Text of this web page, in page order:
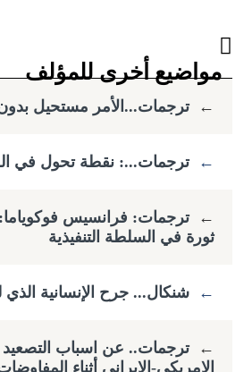
مواضيع أخرى للمؤلف
← ترجمات...الأمر مستحيل
← ترجمات...: نقطة تحول في
← ترجمات: فرانسيس
ثورة في السلطة التنفيذية
← شنكال... جرح الإنسانية الذي
← ترجمات.. عن اسباب
الامريكي-الايراني أثناء